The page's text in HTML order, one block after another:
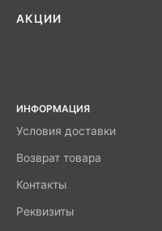
АКЦИИ
ИНФОРМАЦИЯ
Условия доставки
Возврат товара
Контакты
Реквизиты